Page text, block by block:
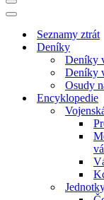
Navigační
menu
Navigační
Seznamy ztrát
Deníky
Deníky
Deníky
Osudy
Encyklopedie